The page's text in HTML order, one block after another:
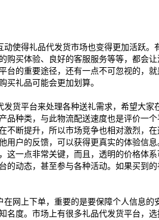
使得礼品代发货市场也变得更加活跃。
买体验、良好的客服服务等等，都会让
台的重要途径，还有一点不可忽视的，
买礼品可能会更加划算。
货平台来处理各种送礼需求，希望大家
品种类，与此物流配送速度也是评价一
不断提升，所以市场竞争也相对激烈，
用户的反馈，可以获得更真实的体验信
这一点非常关键，而且，透明的价格体
的动态，甚至参与各种活动。如果买到
网上下单，重要的是要保障个人信息的
名度。市场上有很多礼品代发货平台，